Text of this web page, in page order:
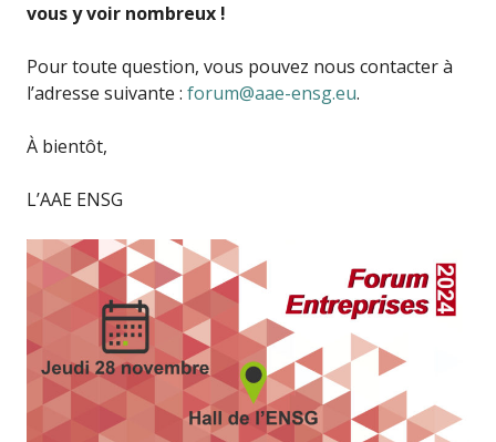
vous y voir nombreux !
Pour toute question, vous pouvez nous contacter à
l’adresse suivante : forum@aae-ensg.eu.
À bientôt,
L’AAE ENSG